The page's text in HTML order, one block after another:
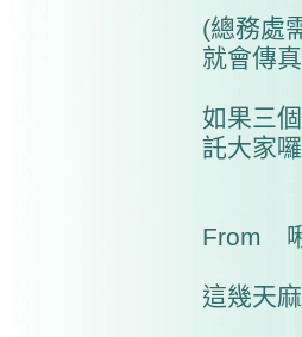
(總務處
就會傳
如果三
託大家
From
這幾天